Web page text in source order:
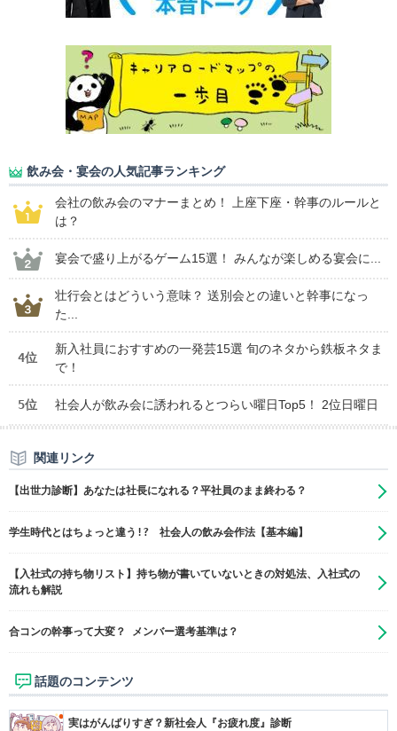
飲み会・宴会の人気記事ランキング
会社の飲み会のマナーまとめ！ 上座下座・幹事のルールと
は？
宴会で盛り上がるゲーム15選！ みんなが楽しめる宴会に...
壮行会とはどういう意味？ 送別会との違いと幹事になっ
た...
4位
新入社員におすすめの一発芸15選 旬のネタから鉄板ネタま
で！
5位 社会人が飲み会に誘われるとつらい曜日Top5！ 2位日曜日
関連リンク
【出世力診断】あなたは社長になれる？平社員のまま終わる？
学生時代とはちょっと違う!? 社会人の飲み会作法【基本編】
【入社式の持ち物リスト】持ち物が書いていないときの対処法、入社式の
流れも解説
合コンの幹事って大変？ メンバー選考基準は？
話題のコンテンツ
実はがんばりすぎ？新社会人『お疲れ度』診断